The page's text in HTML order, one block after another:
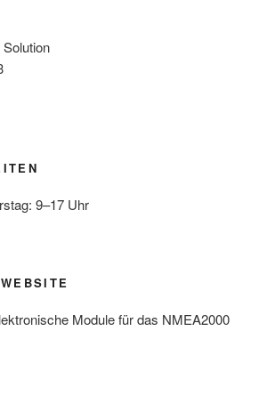
9–17 Uhr
Module für das NMEA2000